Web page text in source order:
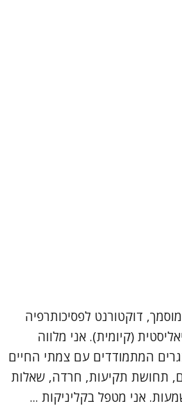
דוקטורנט לפסיכותרפיה
(קיומית). אני מלווה
המתמודדים עם צמתי החיים
תחושת תקיעות, חרדה, שאלות
אני מטפל בקליניקות ...